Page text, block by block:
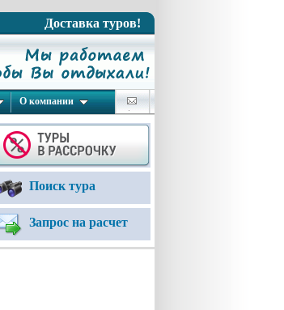
Доставка туров!
О компании
Поиск тура
Запрос на расчет